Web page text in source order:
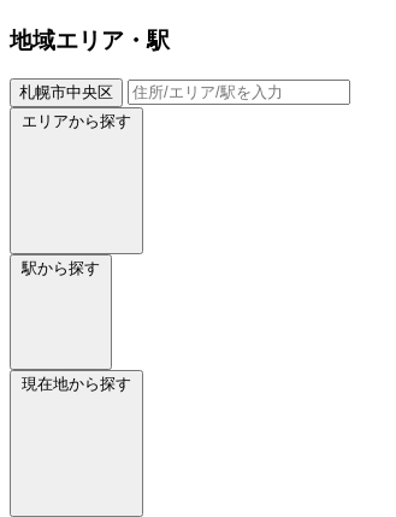
地域エリア・駅
札幌市中央区
エリアから探す
駅から探す
現在地から探す